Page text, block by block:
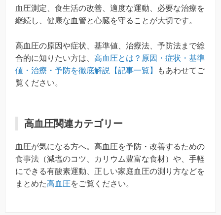
血圧測定、食生活の改善、適度な運動、必要な治療を
継続し、健康な血管と心臓を守ることが大切です。
高血圧の原因や症状、基準値、治療法、予防法まで総
合的に知りたい方は、 高血圧とは？原因・症状・基準
値・治療・予防を徹底解説【記事一覧】
もあわせてご
覧ください。
高血圧関連カテゴリー
血圧が気になる方へ。高血圧を予防・改善するための
食事法（減塩のコツ、カリウム豊富な食材）や、手軽
にできる有酸素運動、正しい家庭血圧の測り方などを
まとめた高血圧をご覧ください。